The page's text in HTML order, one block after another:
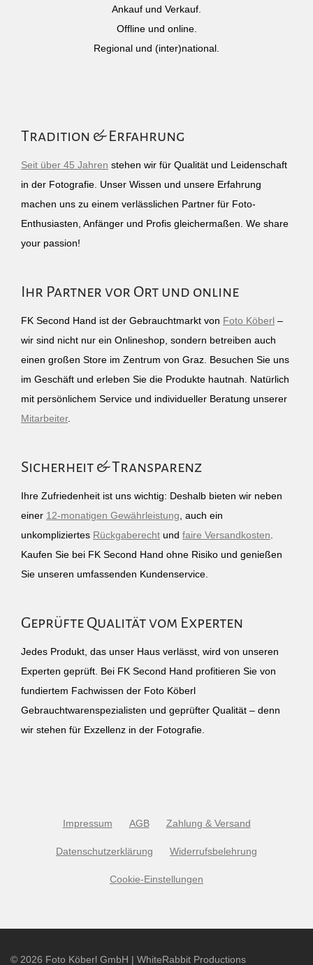
Ankauf und Verkauf.
Offline und online.
Regional und (inter)national.
Tradition & Erfahrung
Seit über 45 Jahren stehen wir für Qualität und Leidenschaft
in der Fotografie. Unser Wissen und unsere Erfahrung
machen uns zu einem verlässlichen Partner für Foto-
Enthusiasten, Anfänger und Profis gleichermaßen. We share
your passion!
Ihr Partner vor Ort und online
FK Second Hand ist der Gebrauchtmarkt von Foto Köberl –
wir sind nicht nur ein Onlineshop, sondern betreiben auch
einen großen Store im Zentrum von Graz. Besuchen Sie uns
im Geschäft und erleben Sie die Produkte hautnah. Natürlich
mit persönlichem Service und individueller Beratung unserer
Mitarbeiter.
Sicherheit & Transparenz
Ihre Zufriedenheit ist uns wichtig: Deshalb bieten wir neben
einer 12-monatigen Gewährleistung , auch ein
unkompliziertes Rückgaberecht und faire Versandkosten
Kaufen Sie bei FK Second Hand ohne Risiko und genießen
Sie unseren umfassenden Kundenservice.
Geprüfte Qualität vom Experten
Jedes Produkt, das unser Haus verlässt, wird von unseren
Experten geprüft. Bei FK Second Hand profitieren Sie von
fundiertem Fachwissen der Foto Köberl
Gebrauchtwarenspezialisten und geprüfter Qualität – denn
wir stehen für Exzellenz in der Fotografie.
Impressum AGB Zahlung & Versand
Datenschutzerklärung Widerrufsbelehrung
Cookie-Einstellungen
© 2026 Foto Köberl GmbH | WhiteRabbit Productions